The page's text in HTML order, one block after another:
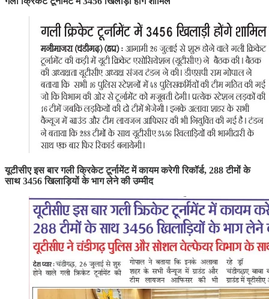
यूटीसीए इस बार गली क्रिकेट टूर्नामेंट में कायम करेगी रिकॉर्ड, 288 टीमों के
साथ 3456 खिलाड़ियों के भाग लेने की उम्मीद